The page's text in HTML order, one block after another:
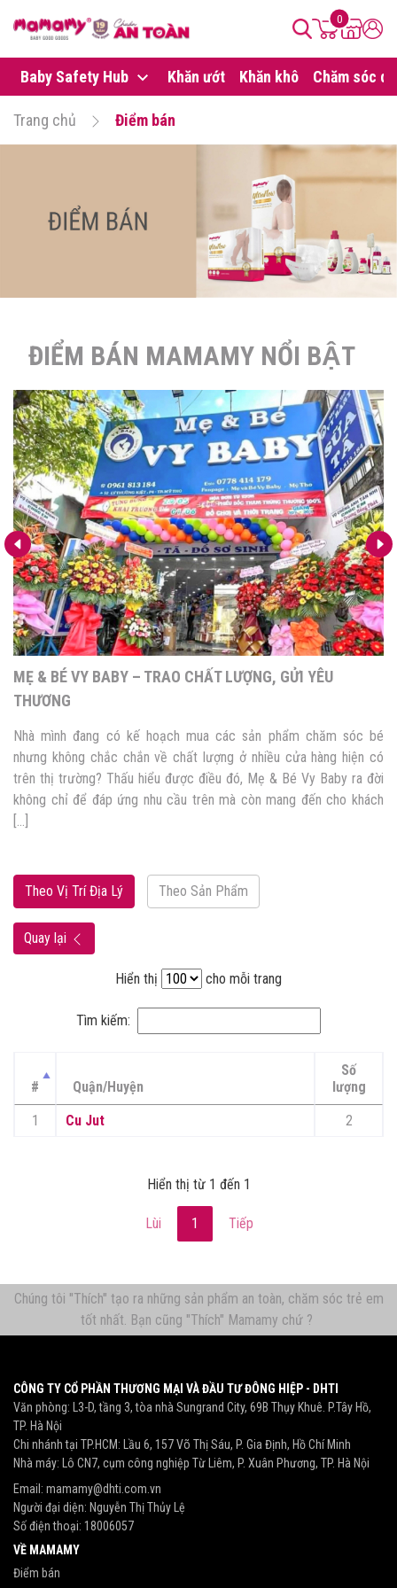
0
Baby Safety Hub Khăn ướt Khăn khô Chăm sóc da
Trang chủ Điểm bán
ĐIỂM BÁN MAMAMY NỔI BẬT
MINI MART HIẾU LINH – ĐỒNG HÀNH CÙNG MẸ VÀ BÉ
Nếu nhà mình đang tìm kiếm những sản phẩm chăm sóc bé an toàn
và chất lượng, thì Mini Mart Hiếu Linh là địa điểm mà bố mẹ nên
ghé thăm. Với đa dạng nhiều mặt hàng, giá cả hợp lý nên Mini Mart
Hiếu Linh đáp ứng đủ mọi nhu cầu của mẹ và […]
Theo Vị Trí Địa Lý Theo Sản Phẩm
Quay lại
Hiển thị cho mỗi trang
Tìm kiếm:
# Quận/Huyện
Số
lượng
1
Cu Jut 2
Hiển thị từ 1 đến 1
Lùi 1 Tiếp
Chúng tôi "Thích" tạo ra những sản phẩm an toàn, chăm sóc trẻ em
tốt nhất. Bạn cũng "Thích" Mamamy chứ ?
CÔNG TY CỔ PHẦN THƯƠNG MẠI VÀ ĐẦU TƯ ĐÔNG HIỆP - DHTI
Văn phòng: L3-D, tầng 3, tòa nhà Sungrand City, 69B Thụy Khuê. P.Tây Hồ,
TP. Hà Nội
Chi nhánh tại TP.HCM: Lầu 6, 157 Võ Thị Sáu, P. Gia Định, Hồ Chí Minh
Nhà máy: Lô CN7, cụm công nghiệp Từ Liêm, P. Xuân Phương, TP. Hà Nội
Email: mamamy@dhti.com.vn
Người đại diện: Nguyễn Thị Thủy Lệ
Số điện thoại: 18006057
VỀ MAMAMY
Điểm bán